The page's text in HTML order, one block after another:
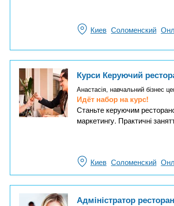
Киев Соломенский
Курси Керуючий
Анастасія, навчальний бізнес
Идёт набор на курс!
Станьте керуючим
маркетингу. Практичні
Киев Соломенский
Адміністратор